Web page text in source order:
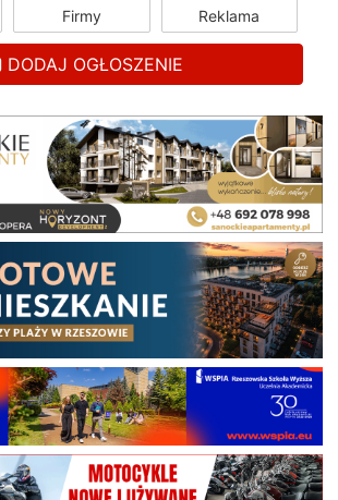
Firmy Reklama
DODAJ OGŁOSZENIE